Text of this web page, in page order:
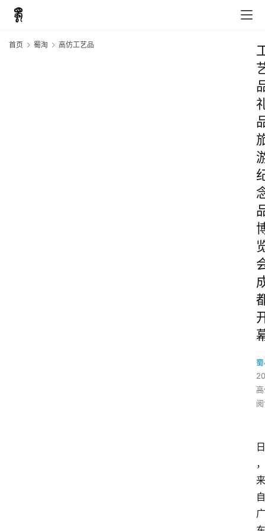
首页 蜀淘 高仿工艺品
日
，
来
自
广